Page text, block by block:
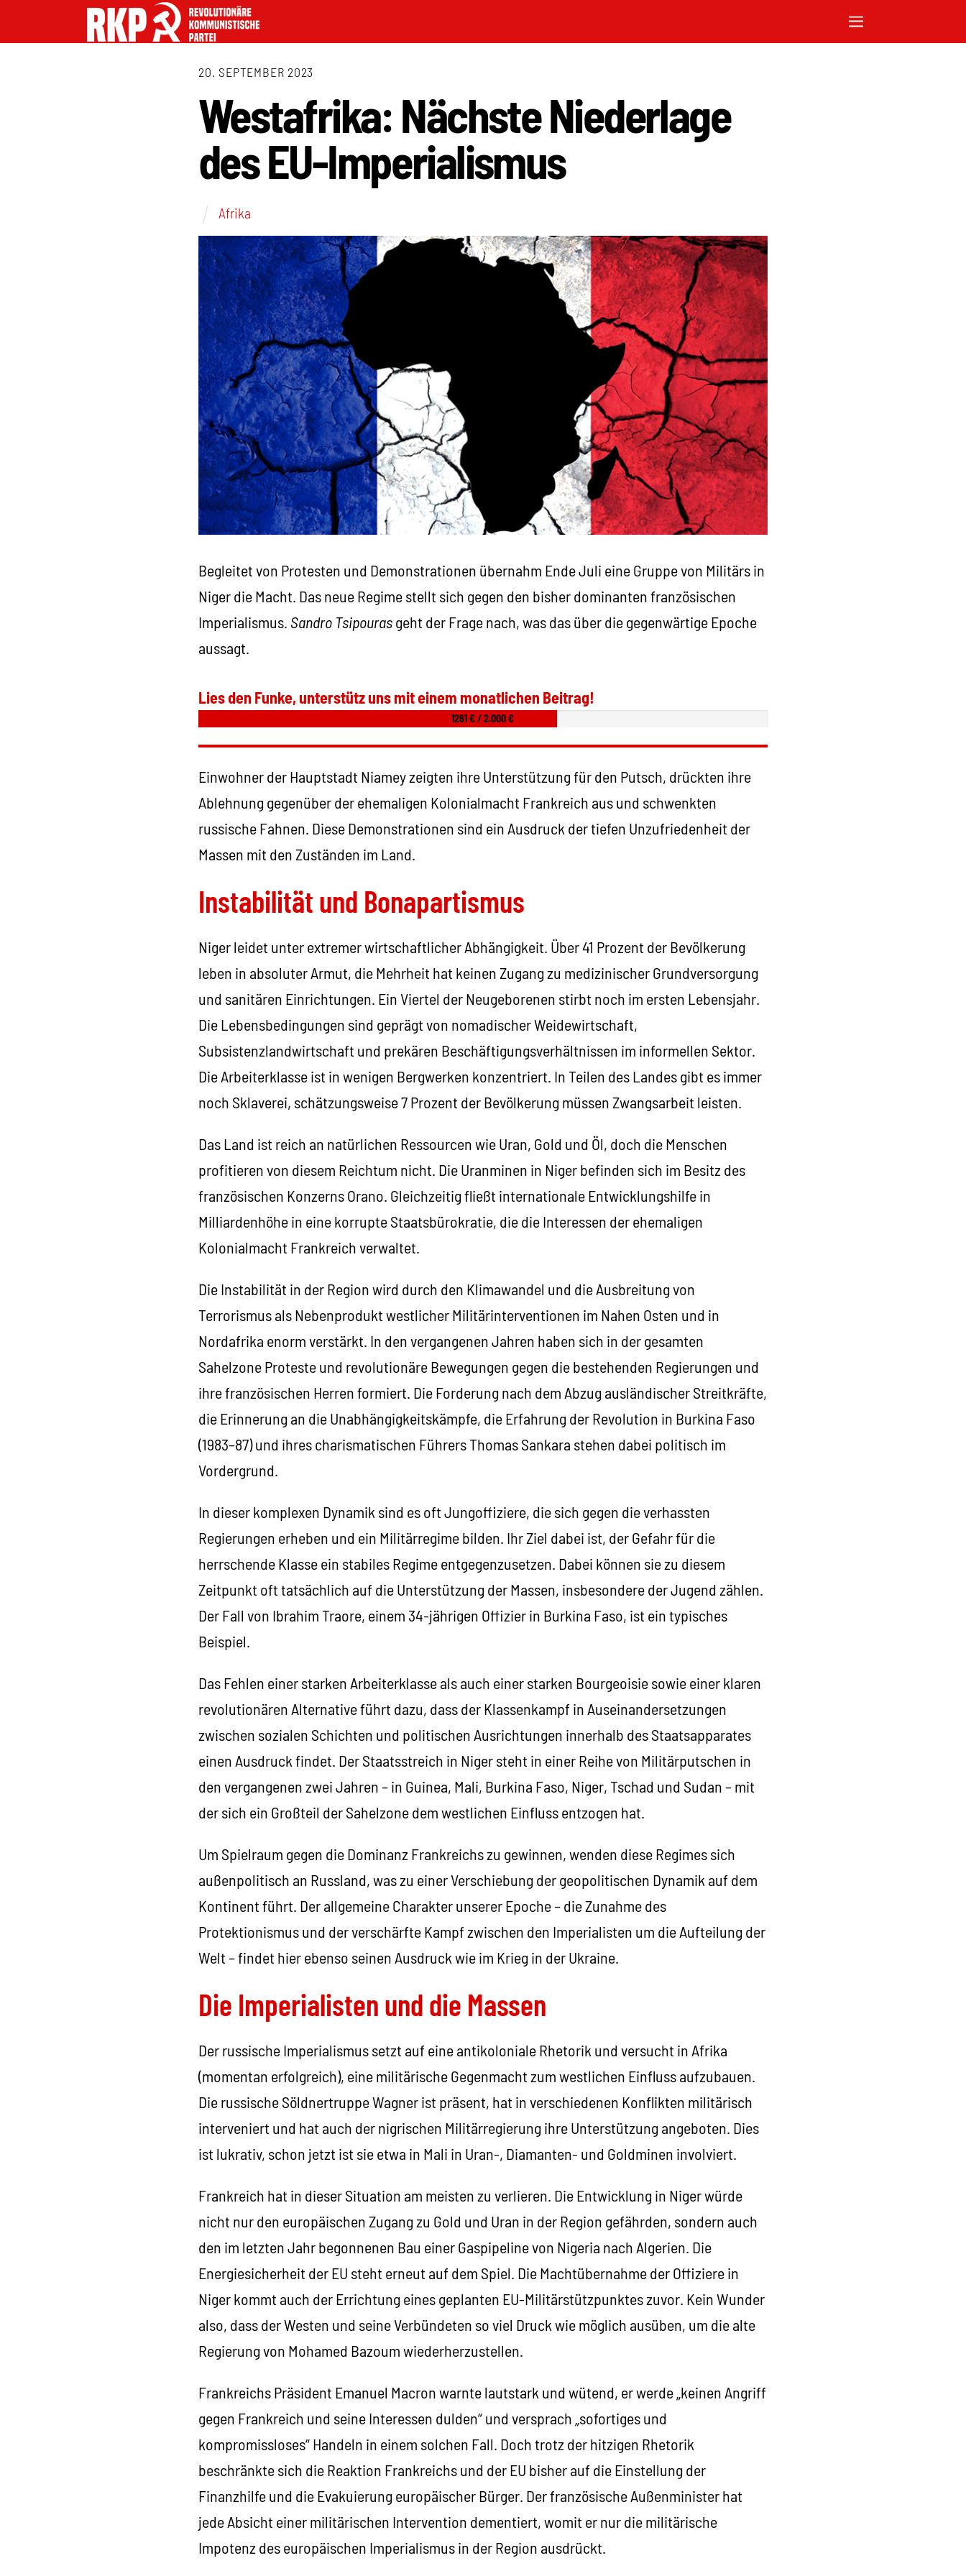
20. SEPTEMBER 2023
Westafrika: Nächste Niederlage
des EU-Imperialismus
Afrika
Begleitet von Protesten und Demonstrationen übernahm Ende Juli eine Gruppe von Militärs in
Niger die Macht. Das neue Regime stellt sich gegen den bisher dominanten französischen
Imperialismus. Sandro Tsipourasgeht der Frage nach, was das über die gegenwärtige Epoche
aussagt.
Lies den Funke, unterstütz uns mit einem monatlichen Beitrag!
1261 € / 2.000 €
Einwohner der Hauptstadt Niamey zeigten ihre Unterstützung für den Putsch, drückten ihre
Ablehnung gegenüber der ehemaligen Kolonialmacht Frankreich aus und schwenkten
russische Fahnen. Diese Demonstrationen sind ein Ausdruck der tiefen Unzufriedenheit der
Massen mit den Zuständen im Land.
Instabilität und Bonapartismus
Niger leidet unter extremer wirtschaftlicher Abhängigkeit. Über 41 Prozent der Bevölkerung
leben in absoluter Armut, die Mehrheit hat keinen Zugang zu medizinischer Grundversorgung
und sanitären Einrichtungen. Ein Viertel der Neugeborenen stirbt noch im ersten Lebensjahr.
Die Lebensbedingungen sind geprägt von nomadischer Weidewirtschaft,
Subsistenzlandwirtschaft und prekären Beschäftigungsverhältnissen im informellen Sektor.
Die Arbeiterklasse ist in wenigen Bergwerken konzentriert. In Teilen des Landes gibt es immer
noch Sklaverei, schätzungsweise 7 Prozent der Bevölkerung müssen Zwangsarbeit leisten.
Das Land ist reich an natürlichen Ressourcen wie Uran, Gold und Öl, doch die Menschen
profitieren von diesem Reichtum nicht. Die Uranminen in Niger befinden sich im Besitz des
französischen Konzerns Orano. Gleichzeitig fließt internationale Entwicklungshilfe in
Milliardenhöhe in eine korrupte Staatsbürokratie, die die Interessen der ehemaligen
Kolonialmacht Frankreich verwaltet.
Die Instabilität in der Region wird durch den Klimawandel und die Ausbreitung von
Terrorismus als Nebenprodukt westlicher Militärinterventionen im Nahen Osten und in
Nordafrika enorm verstärkt. In den vergangenen Jahren haben sich in der gesamten
Sahelzone Proteste und revolutionäre Bewegungen gegen die bestehenden Regierungen und
ihre französischen Herren formiert. Die Forderung nach dem Abzug ausländischer Streitkräfte,
die Erinnerung an die Unabhängigkeitskämpfe, die Erfahrung der Revolution in Burkina Faso
(1983–87) und ihres charismatischen Führers Thomas Sankara stehen dabei politisch im
Vordergrund.
In dieser komplexen Dynamik sind es oft Jungoffiziere, die sich gegen die verhassten
Regierungen erheben und ein Militärregime bilden. Ihr Ziel dabei ist, der Gefahr für die
herrschende Klasse ein stabiles Regime entgegenzusetzen. Dabei können sie zu diesem
Zeitpunkt oft tatsächlich auf die Unterstützung der Massen, insbesondere der Jugend zählen.
Der Fall von Ibrahim Traore, einem 34-jährigen Offizier in Burkina Faso, ist ein typisches
Beispiel.
Das Fehlen einer starken Arbeiterklasse als auch einer starken Bourgeoisie sowie einer klaren
revolutionären Alternative führt dazu, dass der Klassenkampf in Auseinandersetzungen
zwischen sozialen Schichten und politischen Ausrichtungen innerhalb des Staatsapparates
einen Ausdruck findet. Der Staatsstreich in Niger steht in einer Reihe von Militärputschen in
den vergangenen zwei Jahren – in Guinea, Mali, Burkina Faso, Niger, Tschad und Sudan – mit
der sich ein Großteil der Sahelzone dem westlichen Einfluss entzogen hat.
Um Spielraum gegen die Dominanz Frankreichs zu gewinnen, wenden diese Regimes sich
außenpolitisch an Russland, was zu einer Verschiebung der geopolitischen Dynamik auf dem
Kontinent führt. Der allgemeine Charakter unserer Epoche – die Zunahme des
Protektionismus und der verschärfte Kampf zwischen den Imperialisten um die Aufteilung der
Welt – findet hier ebenso seinen Ausdruck wie im Krieg in der Ukraine.
Die Imperialisten und die Massen
Der russische Imperialismus setzt auf eine antikoloniale Rhetorik und versucht in Afrika
(momentan erfolgreich), eine militärische Gegenmacht zum westlichen Einfluss aufzubauen.
Die russische Söldnertruppe Wagner ist präsent, hat in verschiedenen Konflikten militärisch
interveniert und hat auch der nigrischen Militärregierung ihre Unterstützung angeboten. Dies
ist lukrativ, schon jetzt ist sie etwa in Mali in Uran-, Diamanten- und Goldminen involviert.
Frankreich hat in dieser Situation am meisten zu verlieren. Die Entwicklung in Niger würde
nicht nur den europäischen Zugang zu Gold und Uran in der Region gefährden, sondern auch
den im letzten Jahr begonnenen Bau einer Gaspipeline von Nigeria nach Algerien. Die
Energiesicherheit der EU steht erneut auf dem Spiel. Die Machtübernahme der Offiziere in
Niger kommt auch der Errichtung eines geplanten EU-Militärstützpunktes zuvor. Kein Wunder
also, dass der Westen und seine Verbündeten so viel Druck wie möglich ausüben, um die alte
Regierung von Mohamed Bazoum wiederherzustellen.
Frankreichs Präsident Emanuel Macron warnte lautstark und wütend, er werde „keinen Angriff
gegen Frankreich und seine Interessen dulden“ und versprach „sofortiges und
kompromissloses“ Handeln in einem solchen Fall. Doch trotz der hitzigen Rhetorik
beschränkte sich die Reaktion Frankreichs und der EU bisher auf die Einstellung der
Finanzhilfe und die Evakuierung europäischer Bürger. Der französische Außenminister hat
jede Absicht einer militärischen Intervention dementiert, womit er nur die militärische
Impotenz des europäischen Imperialismus in der Region ausdrückt.